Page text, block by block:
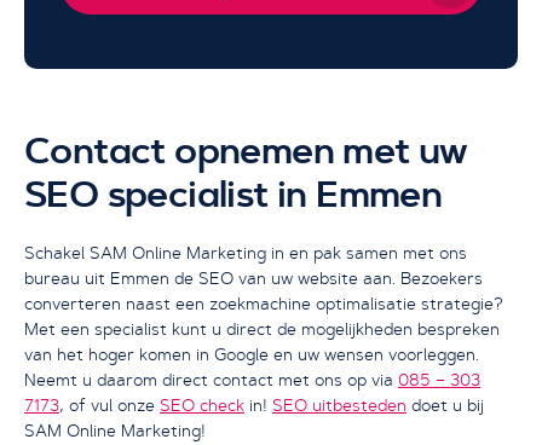
Contact opnemen met uw
SEO specialist in Emmen
Schakel SAM Online Marketing in en pak samen met ons
bureau uit Emmen de SEO van uw website aan. Bezoekers
converteren naast een zoekmachine optimalisatie strategie?
Met een specialist kunt u direct de mogelijkheden bespreken
van het hoger komen in Google en uw wensen voorleggen.
Neemt u daarom direct contact met ons op via 085 – 303
7173, of vul onze SEO check in! SEO uitbesteden doet u bij
SAM Online Marketing!